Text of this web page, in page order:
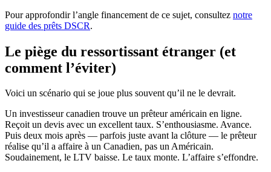
Pour approfondir l’angle financement de ce sujet, consultez notre
guide des prêts DSCR.
Le piège du ressortissant étranger (et
comment l’éviter)
Voici un scénario qui se joue plus souvent qu’il ne le devrait.
Un investisseur canadien trouve un prêteur américain en ligne.
Reçoit un devis avec un excellent taux. S’enthousiasme. Avance.
Puis deux mois après — parfois juste avant la clôture — le prêteur
réalise qu’il a affaire à un Canadien, pas un Américain.
Soudainement, le LTV baisse. Le taux monte. L’affaire s’effondre.